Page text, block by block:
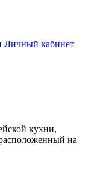
Личный кабинет
кухни,
на